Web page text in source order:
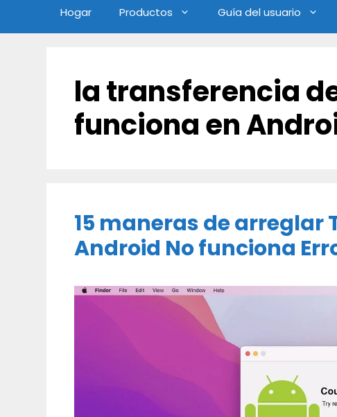
Hogar Productos Guía del usuario
la transferencia
funciona en
15 maneras de arreglar
Android No funciona